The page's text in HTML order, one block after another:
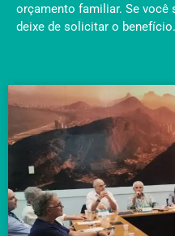
orçamento familiar. Se você
deixe de solicitar o benefício.